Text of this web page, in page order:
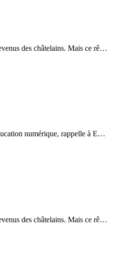
des châtelains. Mais ce rê…
numérique, rappelle à E…
des châtelains. Mais ce rê…